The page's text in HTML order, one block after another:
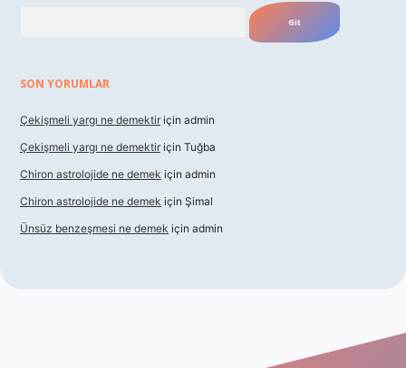
SON YORUMLAR
Çekişmeli yargı ne demektir için admin
Çekişmeli yargı ne demektir için Tuğba
Chiron astrolojide ne demek için admin
Chiron astrolojide ne demek için Şimal
Ünsüz benzeşmesi ne demek için admin